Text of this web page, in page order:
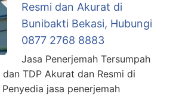
Resmi dan Akurat di
Bunibakti Bekasi, Hubungi
0877 2768 8883
Jasa Penerjemah Tersumpah
TDP Akurat dan Resmi di
jasa penerjemah